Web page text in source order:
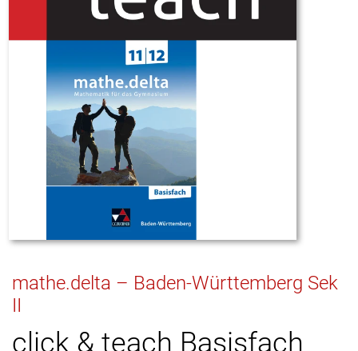
mathe.delta – Baden-Württemberg Sek
II
click & teach Basisfach